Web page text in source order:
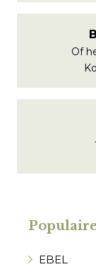
Of
EBEL